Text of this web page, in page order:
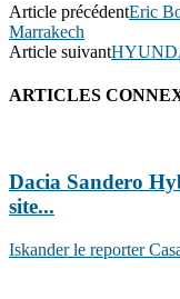
Article précédentEric
Marrakech
Article suivant
ARTICLES
Dacia Sandero
site...
Iskander le reporter